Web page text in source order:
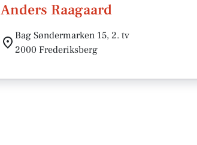
Anders Raagaard
Bag Søndermarken 15, 2. tv
2000 Frederiksberg